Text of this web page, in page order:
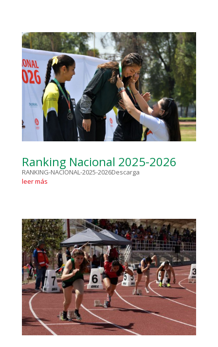
Ranking Nacional 2025-2026
RANKING-NACIONAL-2025-2026Descarga
leer más